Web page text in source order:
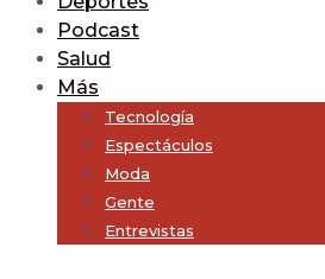
Podcast
Salud
Más
Tecnología
Espectáculos
Moda
Gente
Entrevistas